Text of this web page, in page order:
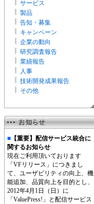
サービス
製品
告知・募集
キャンペーン
企業の動向
研究調査報告
業績報告
人事
技術開発成果報告
その他
■ 【重要】配信サービス統合に
関するお知らせ
現在ご利用頂いております
「VFリリース」につきまし
て、ユーザビリティの向上、機
能追加、品質向上を目的とし、
2012年4月1日（日）に
「ValuePress!」と配信サービス